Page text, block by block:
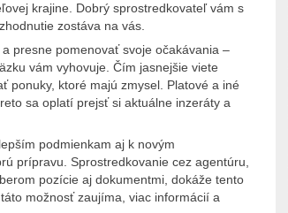
krajine. Dobrý sprostredkovateľ vám s
zostáva na vás.
presne pomenovať svoje očakávania –
vám vyhovuje. Čím jasnejšie viete
ponuky, ktoré majú zmysel. Platové a iné
sa oplatí prejsť si aktuálne inzeráty a
podmienkam aj k novým
prípravu. Sprostredkovanie cez agentúru,
pozície aj dokumentmi, dokáže tento
možnosť zaujíma, viac informácií a